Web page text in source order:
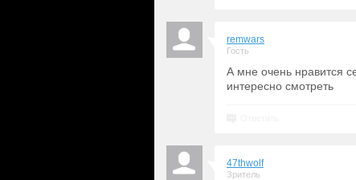
remwars
Гость
А мне очень нравится
интересно смотреть
47thwolf
Зритель